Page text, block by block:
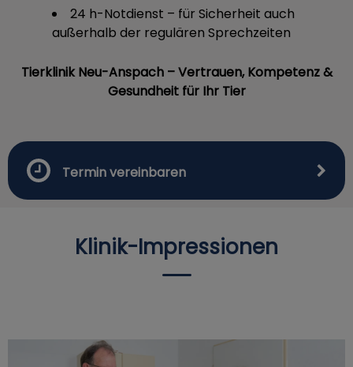
24 h-Notdienst – für Sicherheit auch
außerhalb der regulären Sprechzeiten
Tierklinik Neu-Anspach – Vertrauen, Kompetenz &
Gesundheit für Ihr Tier
Termin vereinbaren
Klinik-Impressionen